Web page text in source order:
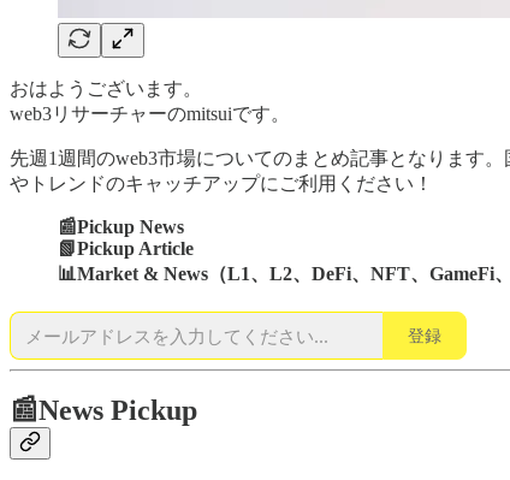
おはようございます。
web3リサーチャーのmitsuiです。
先週1週間のweb3市場についてのまとめ記事となります
やトレンドのキャッチアップにご利用ください！
📰Pickup News
📗Pickup Article
📊Market & News（L1、L2、DeFi、NFT、GameFi
登録
📰News Pickup